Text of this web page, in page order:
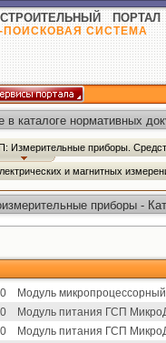
ПОРТАЛ
СИСТЕМА
в каталоге нормативных
Измерительные приборы.
и магнитных
приборы -
Модуль
Модуль питания ГСП
Модуль питания ГСП